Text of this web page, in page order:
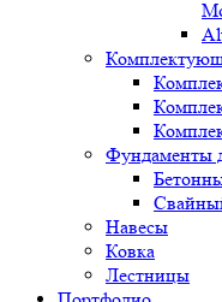
Фундаменты
Навесы
Ковка
Лестницы